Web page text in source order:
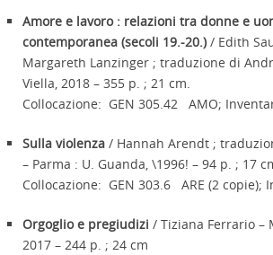
Amore e lavoro : relazioni tra donne e
contemporanea (secoli 19.-20.) / Edith
Margareth Lanzinger ; traduzione di
Viella, 2018 – 355 p. ; 21 cm.
Collocazione: GEN 305.42 AMO;
Sulla violenza / Hannah Arendt ;
– Parma : U. Guanda, \1996! – 94 p. ; 17
Collocazione: GEN 303.6 ARE (2 copie);
Orgoglio e pregiudizi / Tiziana Ferrario –
2017 – 244 p. ; 24 cm